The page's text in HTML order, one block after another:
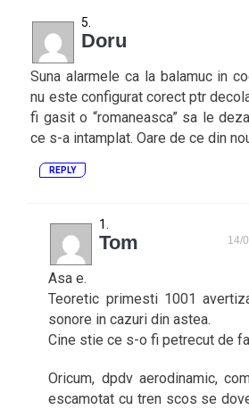
Doru
Suna alarmele ca la balamuc in
nu este configurat corect ptr
fi gasit o “romaneasca” sa le
ce s-a intamplat. Oare de ce din
REPLY
Tom 14/
Asa e.
Teoretic primesti 1001
sonore in cazuri din astea.
Cine stie ce s-o fi petrecut de
Oricum, dpdv aerodinamic,
escamotat cu tren scos se